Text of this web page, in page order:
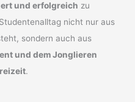
und erfolgreich zu
nicht nur aus
sondern auch aus
und dem Jonglieren
.